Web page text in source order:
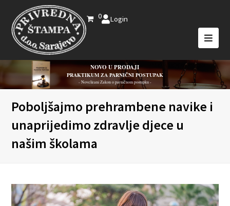
0 Login
NOVO U PRODAJI
PRAKTIKUM ZA PARNIČNI POSTUPAK
- Novelirani Zakon o parničnom postupku -
Poboljšajmo prehrambene navike i
unaprijedimo zdravlje djece u
našim školama